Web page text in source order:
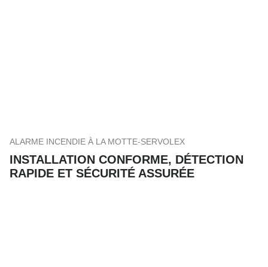
ALARME INCENDIE À LA MOTTE-SERVOLEX
INSTALLATION CONFORME, DÉTECTION
RAPIDE ET SÉCURITÉ ASSURÉE